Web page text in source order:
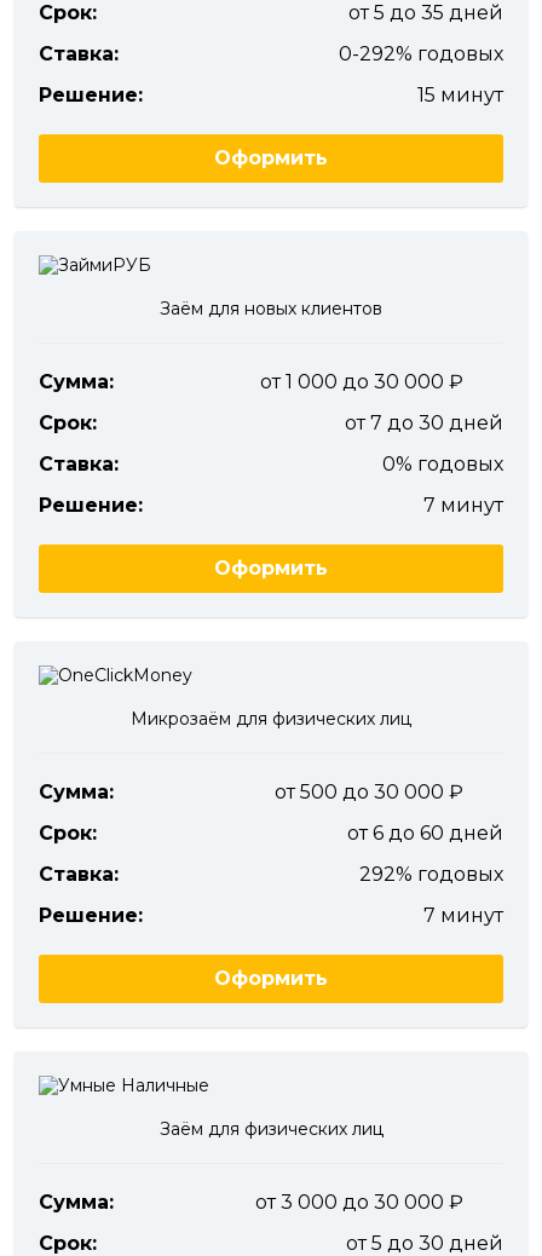
Срок:
от 5 до 35 дней
Ставка:
0-292% годовых
Решение:
15 минут
Оформить
Заём для новых клиентов
Сумма:
от 1 000 до 30 000
Срок:
от 7 до 30 дней
Ставка:
0% годовых
Решение:
7 минут
Оформить
Микрозаём для физических лиц
Сумма:
от 500 до 30 000
Срок:
от 6 до 60 дней
Ставка:
292% годовых
Решение:
7 минут
Оформить
Заём для физических лиц
Сумма:
от 3 000 до 30 000
Срок:
от 5 до 30 дней